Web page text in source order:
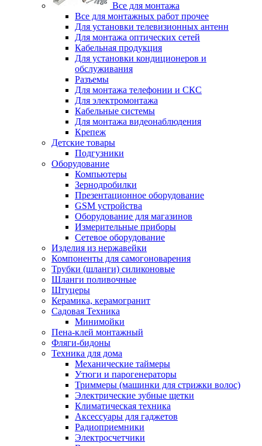
Все для монтажа
Все для монтажных работ прочее
Для установки телевизионных антенн
Для монтажа оптических сетей
Кабельная продукция
Для установки кондиционеров и
обслуживания
Разъемы
Для монтажа телефонии и СКС
Для электромонтажа
Кабельные системы
Для монтажа видеонаблюдения
Крепеж
Детские товары
Подгузники
Оборудование
Компьютеры
Зернодробилки
Презентационное оборудование
GSM устройства
Оборудование для магазинов
Измерительные приборы
Сетевое оборудование
Изделия из нержавейки
Компоненты для самогоноварения
Трубки (шланги) силиконовые
Шланги поливочные
Штуцеры
Керамика, керамогранит
Садовая Техника
Минимойки
Пена-клей монтажный
Фляги-бидоны
Техника для дома
Механические таймеры
Утюги и парогенераторы
Триммеры (машинки для стрижки волос)
Электрические зубные щетки
Климатическая техника
Аксессуары для гаджетов
Радиоприемники
Электросчетчики